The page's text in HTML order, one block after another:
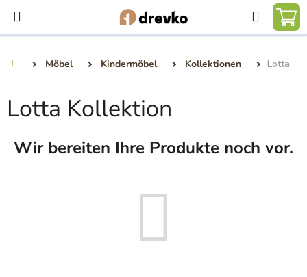
Inhalt
springen
Suchen
Möbel Kindermöbel Kollektionen Lotta
Lotta Kollektion
Wir bereiten Ihre Produkte noch vor.